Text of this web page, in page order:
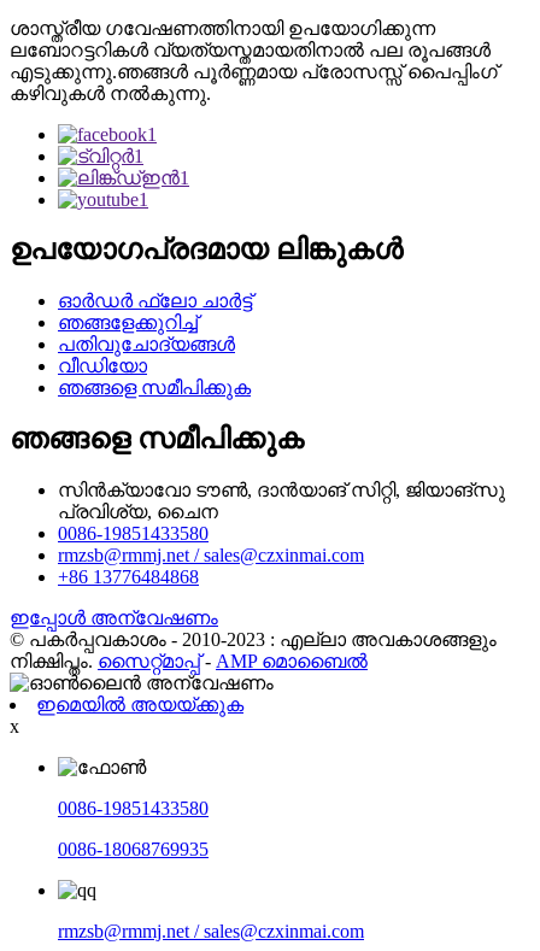
ശാസ്ത്രീയ ഗവേഷണത്തിനായി ഉപയോഗിക്കുന്ന
ലബോറട്ടറികൾ വ്യത്യസ്തമായതിനാൽ പല രൂപങ്ങൾ
എടുക്കുന്നു.ഞങ്ങൾ പൂർണ്ണമായ പ്രോസസ്സ് പൈപ്പിംഗ്
കഴിവുകൾ നൽകുന്നു.
ഉപയോഗപ്രദമായ ലിങ്കുകൾ
ഓർഡർ ഫ്ലോ ചാർട്ട്
ഞങ്ങളേക്കുറിച്ച്
പതിവുചോദ്യങ്ങൾ
വീഡിയോ
ഞങ്ങളെ സമീപിക്കുക
ഞങ്ങളെ സമീപിക്കുക
സിൻക്യാവോ ടൗൺ, ദാൻയാങ് സിറ്റി, ജിയാങ്‌സു
പ്രവിശ്യ, ചൈന
0086-19851433580
rmzsb@rmmj.net / sales@czxinmai.com
+86 13776484868
ഇപ്പോൾ അന്വേഷണം
© പകർപ്പവകാശം - 2010-2023 : എല്ലാ അവകാശങ്ങളും
നിക്ഷിപ്തം. സൈറ്റ്മാപ്പ്- AMP മൊബൈൽ
ഇമെയിൽ അയയ്ക്കുക
x
0086-19851433580
0086-18068769935
rmzsb@rmmj.net / sales@czxinmai.com